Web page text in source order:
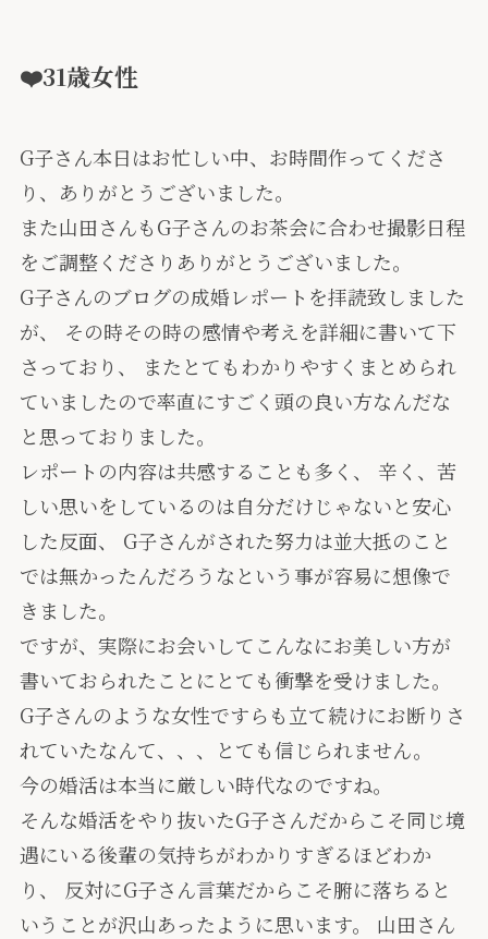
❤️31歳女性
G子さん本日はお忙しい中、お時間作ってくださ
り、ありがとうございました。
また山田さんもG子さんのお茶会に合わせ撮影日程
をご調整くださりありがとうございました。
G子さんのブログの成婚レポートを拝読致しました
が、 その時その時の感情や考えを詳細に書いて下
さっており、 またとてもわかりやすくまとめられ
ていましたので率直にすごく頭の良い方なんだな
と思っておりました。
レポートの内容は共感することも多く、 辛く、苦
しい思いをしているのは自分だけじゃないと安心
した反面、 G子さんがされた努力は並大抵のこと
では無かったんだろうなという事が容易に想像で
きました。
ですが、実際にお会いしてこんなにお美しい方が
書いておられたことにとても衝撃を受けました。
G子さんのような女性ですらも立て続けにお断りさ
れていたなんて、、、とても信じられません。
今の婚活は本当に厳しい時代なのですね。
そんな婚活をやり抜いたG子さんだからこそ同じ境
遇にいる後輩の気持ちがわかりすぎるほどわか
り、 反対にG子さん言葉だからこそ腑に落ちると
いうことが沢山あったように思います。 山田さん